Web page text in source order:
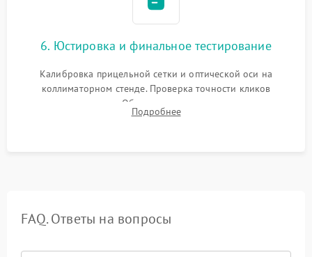
6. Юстировка и финальное тестирование
Калибровка прицельной сетки и оптической оси на
коллиматорном стенде. Проверка точности кликов
механизма поправок. Обязательное испытание прицела на
ударном стенде для проверки устойчивости к отдаче и
Подробнее
FAQ. Ответы на вопросы